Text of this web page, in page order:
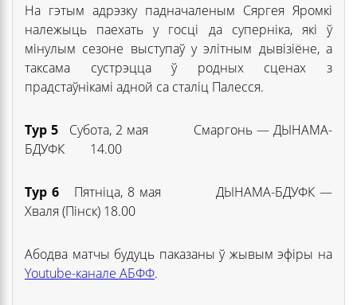
На гэтым адрэзку падначаленым Сяргея Яромкі
належыць паехать у госці да суперніка, які ў
мінулым сезоне выступаў у элітным дывізіёне, а
таксама сустрэцца ў родных сценах з
прадстаўнікамі адной са сталіц Палесся.
Тур 5Субота, 2 мая Смаргонь — ДЫНАМА-
БДУФК 14.00
Тур 6 Пятніца, 8 мая ДЫНАМА-БДУФК —
Хваля (Пінск) 18.00
Абодва матчы будуць паказаны ў жывым эфіры на
Youtube-канале АБФФ.